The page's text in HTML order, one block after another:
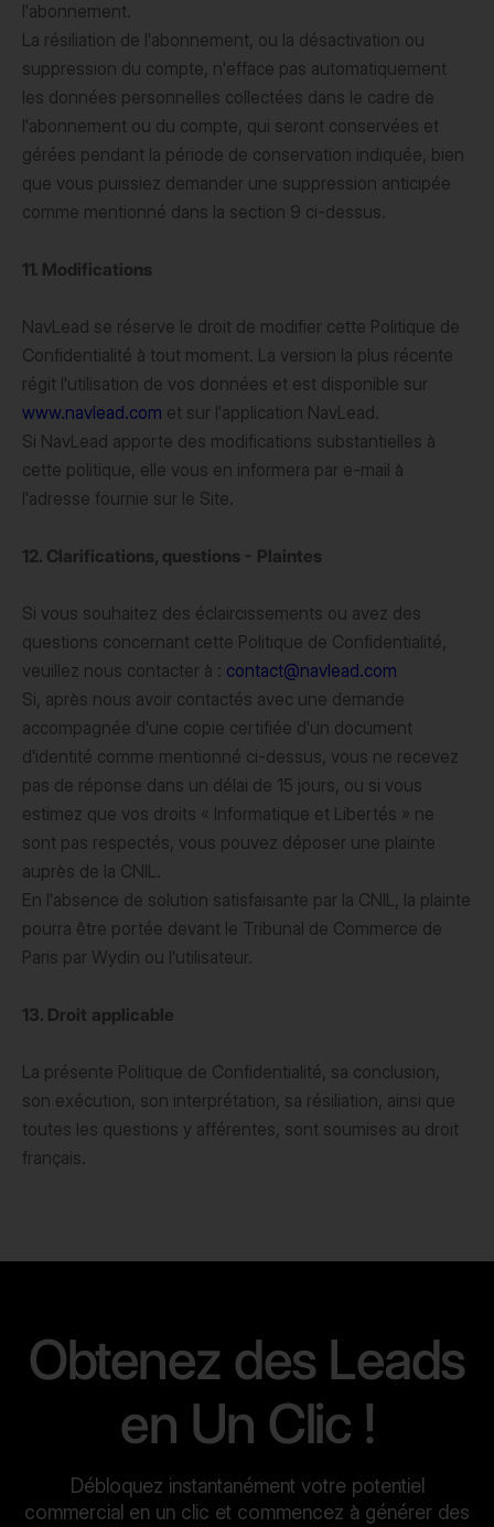
l'abonnement.
La résiliation de l'abonnement, ou la désactivation ou
suppression du compte, n'efface pas automatiquement
les données personnelles collectées dans le cadre de
l'abonnement ou du compte, qui seront conservées et
gérées pendant la période de conservation indiquée, bien
que vous puissiez demander une suppression anticipée
comme mentionné dans la section 9 ci-dessus.
11. Modifications
NavLead se réserve le droit de modifier cette Politique de
Confidentialité à tout moment. La version la plus récente
régit l'utilisation de vos données et est disponible sur
www.navlead.com et sur l'application NavLead.
Si NavLead apporte des modifications substantielles à
cette politique, elle vous en informera par e-mail à
l'adresse fournie sur le Site.
12. Clarifications, questions - Plaintes
Si vous souhaitez des éclaircissements ou avez des
questions concernant cette Politique de Confidentialité,
veuillez nous contacter à : contact@navlead.com
Si, après nous avoir contactés avec une demande
accompagnée d'une copie certifiée d'un document
d'identité comme mentionné ci-dessus, vous ne recevez
pas de réponse dans un délai de 15 jours, ou si vous
estimez que vos droits « Informatique et Libertés » ne
sont pas respectés, vous pouvez déposer une plainte
auprès de la CNIL.
En l'absence de solution satisfaisante par la CNIL, la plainte
pourra être portée devant le Tribunal de Commerce de
Paris par Wydin ou l'utilisateur.
13. Droit applicable
La présente Politique de Confidentialité, sa conclusion,
son exécution, son interprétation, sa résiliation, ainsi que
toutes les questions y afférentes, sont soumises au droit
français.
Obtenez des Leads
en Un Clic !
Débloquez instantanément votre potentiel
commercial en un clic et commencez à générer des